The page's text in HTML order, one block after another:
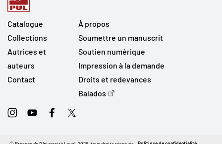
Catalogue
Collections
Autrices et
auteurs
Contact
À propos
Soumettre un manuscrit
Soutien numérique
Impression à la demande
Droits et redevances
Balados
InstagramYoutubeFacebookTwitter